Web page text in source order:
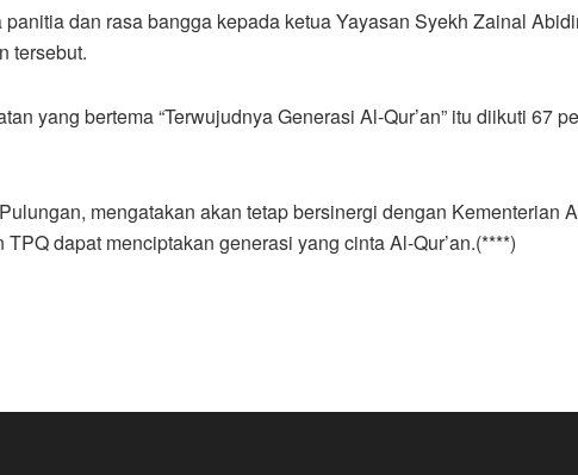
dan rasa bangga kepada ketua Yayasan Syekh Zainal
tersebut.
yang bertema “Terwujudnya Generasi Al-Qur’an” itu diikuti 67
mengatakan akan tetap bersinergi dengan Kementerian
dapat menciptakan generasi yang cinta Al-Qur’an.(****)